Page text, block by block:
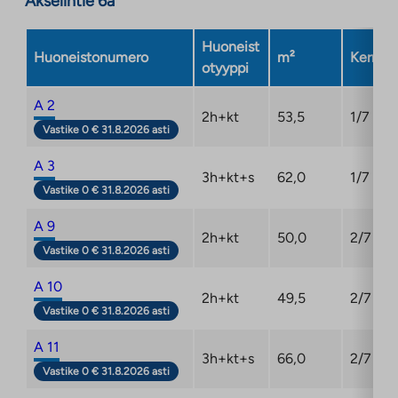
noin 1,5 %:lla. Asumisoikeusmaksujen mahdollinen
korotus laskutetaan asukkailta kohteen valmistumisen
jälkeen Varken vahvistettua kohteelle uudet
asumisoikeusmaksut.
Huoneistonumero
Huoneist
otyyppi
m² Kerros
A 2
Vastike 0 € 31.8.2026 asti
2h+kt 53,5 1/7
A 3
Vastike 0 € 31.8.2026 asti
3h+kt+s 62,0 1/7
A 9
Vastike 0 € 31.8.2026 asti
2h+kt 50,0 2/7
A 10
Vastike 0 € 31.8.2026 asti
2h+kt 49,5 2/7
A 11
Vastike 0 € 31.8.2026 asti
3h+kt+s 66,0 2/7